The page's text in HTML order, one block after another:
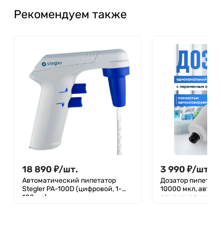
Рекомендуем также
18 890 ₽/шт.
Автоматический пипетатор
Stegler PA-100D (цифровой, 1-
100 мл)
3 990 ₽/шт.
Дозатор
10000 мкл,
одноканальный,